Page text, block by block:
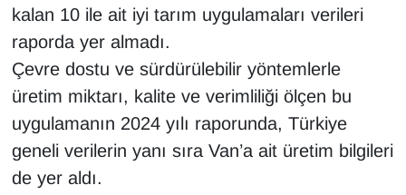
kalan 10 ile ait iyi tarım uygulamaları verileri
raporda yer almadı.
Çevre dostu ve sürdürülebilir yöntemlerle
üretim miktarı, kalite ve verimliliği ölçen bu
uygulamanın 2024 yılı raporunda, Türkiye
geneli verilerin yanı sıra Van’a ait üretim bilgileri
de yer aldı.
Kamu Alımları
Kültür & Sanat
KURDÎ